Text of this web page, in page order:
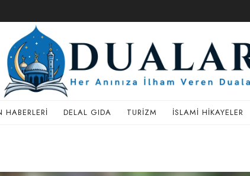
HABERLERI DELAL GIDA TURIZM İSLAMI HIKAYELER